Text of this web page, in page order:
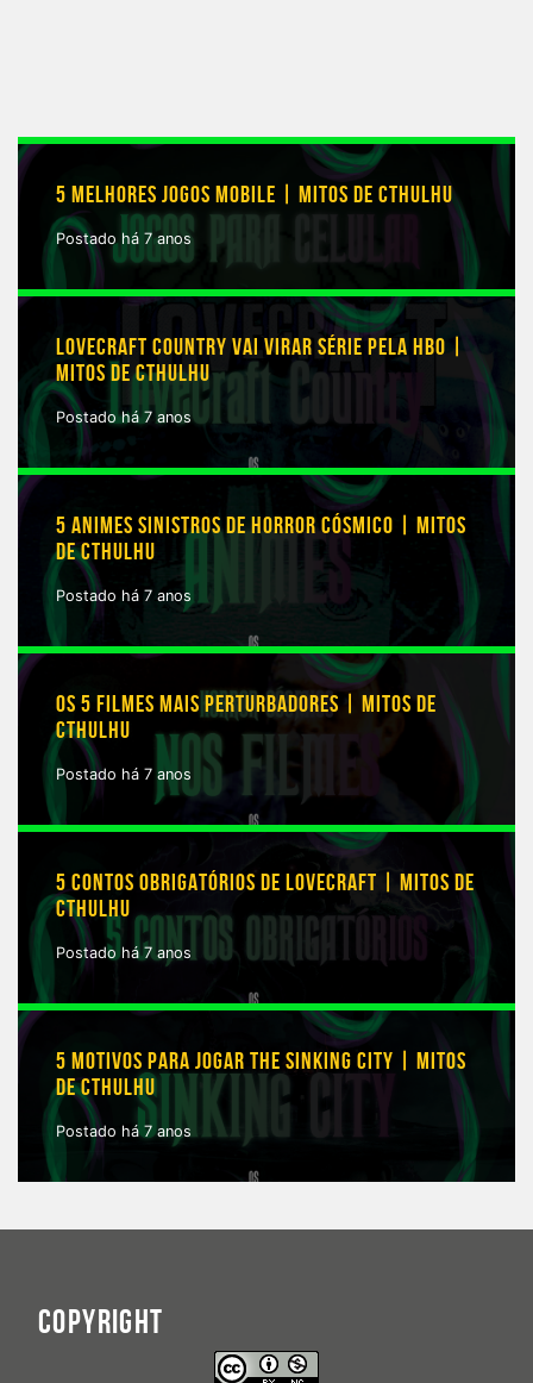
5 MELHORES JOGOS MOBILE | MITOS DE CTHULHU
Postado há 7 anos
LOVECRAFT COUNTRY VAI VIRAR SÉRIE PELA HBO |
MITOS DE CTHULHU
Postado há 7 anos
5 ANIMES SINISTROS DE HORROR CÓSMICO | MITOS
DE CTHULHU
Postado há 7 anos
OS 5 FILMES MAIS PERTURBADORES | MITOS DE
CTHULHU
Postado há 7 anos
5 CONTOS OBRIGATÓRIOS DE LOVECRAFT | MITOS DE
CTHULHU
Postado há 7 anos
5 MOTIVOS PARA JOGAR THE SINKING CITY | MITOS
DE CTHULHU
Postado há 7 anos
COPYRIGHT